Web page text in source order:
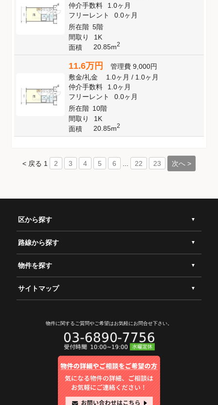
仲介手数料
1.0ヶ月
フリーレント
0.0ヶ月
所在階 5階
間取り
1K
面積
20.85m2
11.6万円 管理費 9,000円
敷金/礼金 1.0ヶ月/ 1.0ヶ月
仲介手数料
1.0ヶ月
フリーレント
0.0ヶ月
所在階 10階
間取り
1K
面積
20.85m2
< 戻る 1 2 3 4 5 6 22 23 次へ >
区から探す
路線から探す
物件を探す
サイトマップ
物件に関するご質問やご希望はお気軽にお問合せ下さい。